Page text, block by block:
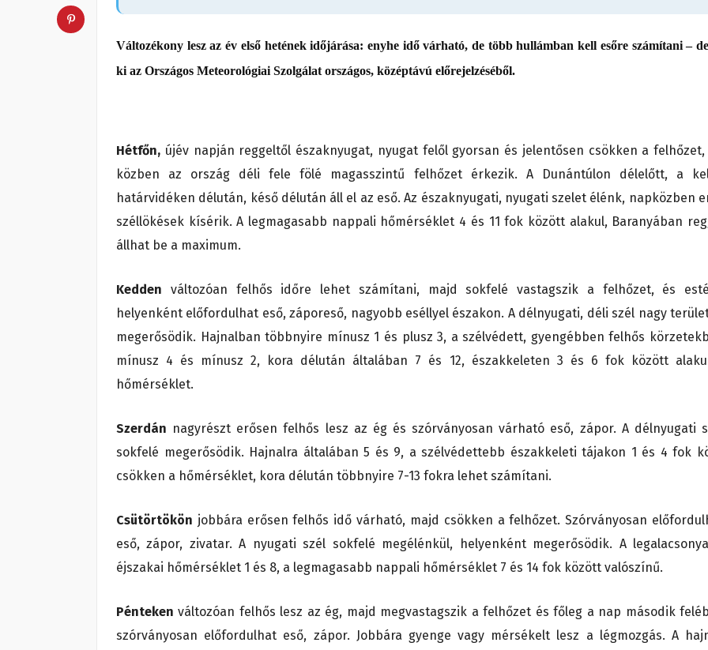
Változékony lesz az év első hetének időjárása: enyhe idő várható, de több hullámban kell esőre számítani –
ki az Országos Meteorológiai Szolgálat országos, középtávú előrejelzéséből.
Hétfőn, újév napján reggeltől északnyugat, nyugat felől gyorsan és jelentősen csökken a
közben az ország déli fele fölé magasszintű felhőzet érkezik. A Dunántúlon délelőtt, a
határvidéken délután, késő délután áll el az eső. Az északnyugati, nyugati szelet élénk, napközben
széllökések kísérik. A legmagasabb nappali hőmérséklet 4 és 11 fok között alakul, Baranyában
állhat be a maximum.
Kedden változóan felhős időre lehet számítani, majd sokfelé vastagszik a felhőzet, és
helyenként előfordulhat eső, záporeső, nagyobb eséllyel északon. A délnyugati, déli szél nagy
megerősödik. Hajnalban többnyire mínusz 1 és plusz 3, a szélvédett, gyengébben felhős
mínusz 4 és mínusz 2, kora délután általában 7 és 12, északkeleten 3 és 6 fok között
hőmérséklet.
Szerdán nagyrészt erősen felhős lesz az ég és szórványosan várható eső, zápor. A délnyugati
sokfelé megerősödik. Hajnalra általában 5 és 9, a szélvédettebb északkeleti tájakon 1 és 4 fok
csökken a hőmérséklet, kora délután többnyire 7-13 fokra lehet számítani.
Csütörtökön jobbára erősen felhős idő várható, majd csökken a felhőzet. Szórványosan
eső, zápor, zivatar. A nyugati szél sokfelé megélénkül, helyenként megerősödik. A
éjszakai hőmérséklet 1 és 8, a legmagasabb nappali hőmérséklet 7 és 14 fok között valószínű.
Péntekenváltozóan felhős lesz az ég, majd megvastagszik a felhőzet és főleg a nap második
szórványosan előfordulhat eső, zápor. Jobbára gyenge vagy mérsékelt lesz a légmozgás. A